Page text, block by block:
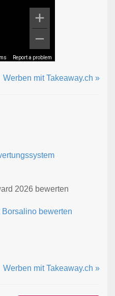
Report a problem
Werben mit Takeaway.ch »
2026 bewerten
Borsalino bewerten
Werben mit Takeaway.ch »